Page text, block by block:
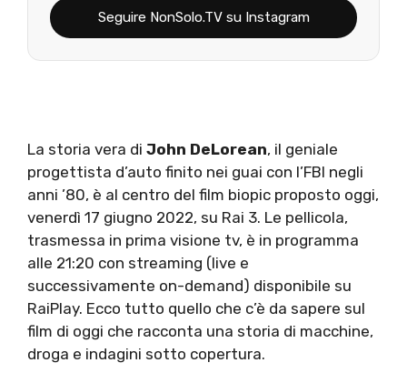
Seguire NonSolo.TV su Instagram
La storia vera di John DeLorean, il geniale
progettista d’auto finito nei guai con l’FBI negli
anni ’80, è al centro del film biopic proposto oggi,
venerdì 17 giugno 2022, su Rai 3. Le pellicola,
trasmessa in prima visione tv, è in programma
alle 21:20 con streaming (live e
successivamente on-demand) disponibile su
RaiPlay. Ecco tutto quello che c’è da sapere sul
film di oggi che racconta una storia di macchine,
droga e indagini sotto copertura.